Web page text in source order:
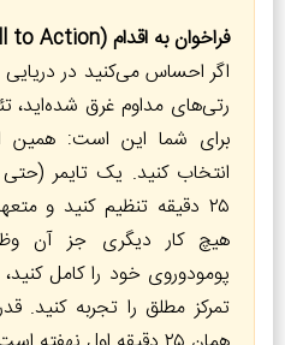
فراخوان به اقدام (Call to Action):
اگر احساس می‌کنید در
رتی‌های مداوم غرق
برای شما این است: همین
انتخاب کنید. یک تایمر
۲۵ دقیقه تنظیم کنید و
هیچ کار دیگری جز آن
پومودوروی خود را کامل
تمرکز مطلق را تجربه کنید.